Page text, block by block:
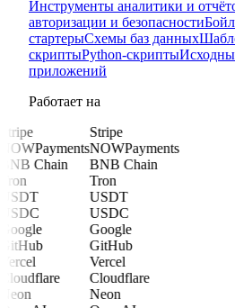
Инструменты аналитики и
авторизации и безопасности
стартерыСхемы баз данных
скриптыPython-скрипты
приложений
Работает на
Stripe
NOWPayments
BNB Chain
Tron
USDT
USDC
Google
GitHub
Vercel
Cloudflare
Neon
Stripe
NOWPayments
BNB Chain
Tron
USDT
USDC
Google
GitHub
Vercel
Cloudflare
Neon